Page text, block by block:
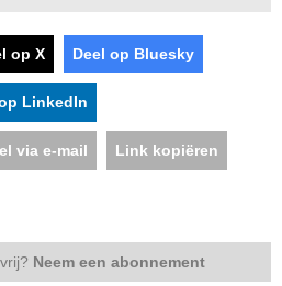
op X Deel op Bluesky
LinkedIn
via e-mail Link kopiëren
Neem een abonnement